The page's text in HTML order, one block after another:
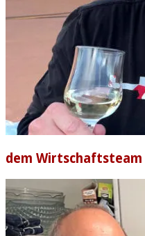
dem Wirtschaftsteam